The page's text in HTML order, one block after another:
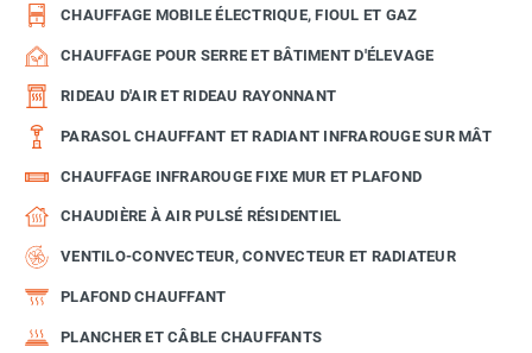
CHAUFFAGE MOBILE ÉLECTRIQUE, FIOUL ET GAZ
CHAUFFAGE POUR SERRE ET BÂTIMENT D'ÉLEVAGE
RIDEAU D'AIR ET RIDEAU RAYONNANT
PARASOL CHAUFFANT ET RADIANT INFRAROUGE SUR MÂT
CHAUFFAGE INFRAROUGE FIXE MUR ET PLAFOND
CHAUDIÈRE À AIR PULSÉ RÉSIDENTIEL
VENTILO-CONVECTEUR, CONVECTEUR ET RADIATEUR
PLAFOND CHAUFFANT
PLANCHER ET CÂBLE CHAUFFANTS